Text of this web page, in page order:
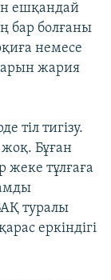
ешқандай
бар болғаны
немесе
жария
тіл тигізу.
Бұған
жеке тұлғаға
туралы
еркіндігі